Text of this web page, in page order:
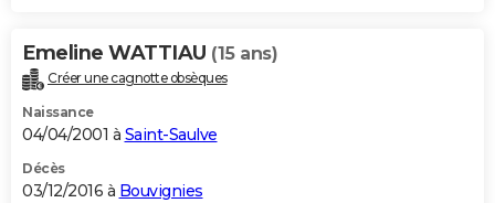
Emeline WATTIAU (15 ans)
Créer une cagnotte obsèques
Naissance
04/04/2001 à Saint-Saulve
Décès
03/12/2016 à Bouvignies